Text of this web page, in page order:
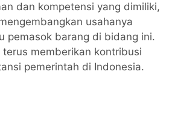
dan kompetensi yang dimiliki,
usahanya
pemasok barang di bidang ini.
memberikan kontribusi
pemerintah di Indonesia.